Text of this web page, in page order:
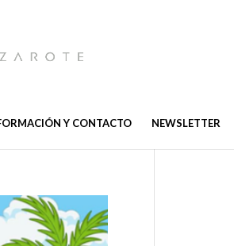
Y CONTACTO NEWSLETTER